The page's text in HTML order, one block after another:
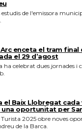
estudis de l'emissora
enceta el tram final
el 29 d’agost
ha celebrat dues jornades
el Baix Llobregat cada
una oportunitat per
2025 obre noves
de la Barca.